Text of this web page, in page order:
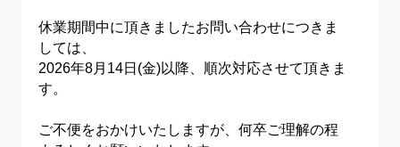
休業期間中に頂きましたお問い合わせにつきま
しては、
2026年8月14日(金)以降、順次対応させて頂きま
す。
ご不便をおかけいたしますが、何卒ご理解の程